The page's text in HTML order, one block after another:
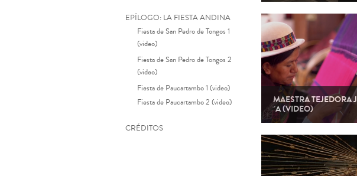
EPÍLOGO: LA FIESTA ANDINA
Fiesta de San Pedro de Tongos 1
(video)
Fiesta de San Pedro de Tongos 2
(video)
Fiesta de Paucartambo 1 (video)
Fiesta de Paucartambo 2 (video)
CRÉDITOS
MAESTRA TEJEDORA
´A (VIDEO)